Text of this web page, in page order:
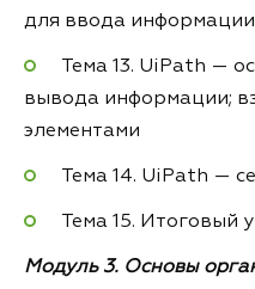
для ввода информации
Тема 13. UiPath —
вывода информации;
элементами
Тема 14. UiPath —
Тема 15. Итоговый
Модуль 3. Основы